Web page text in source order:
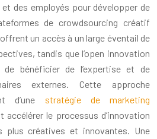
des employés pour développer de
de crowdsourcing créatif
un accès à un large éventail de
tandis que l’open innovation
bénéficier de l’expertise et de
externes. Cette approche
d’une stratégie de marketing
accélérer le processus d’innovation
plus créatives et innovantes. Une